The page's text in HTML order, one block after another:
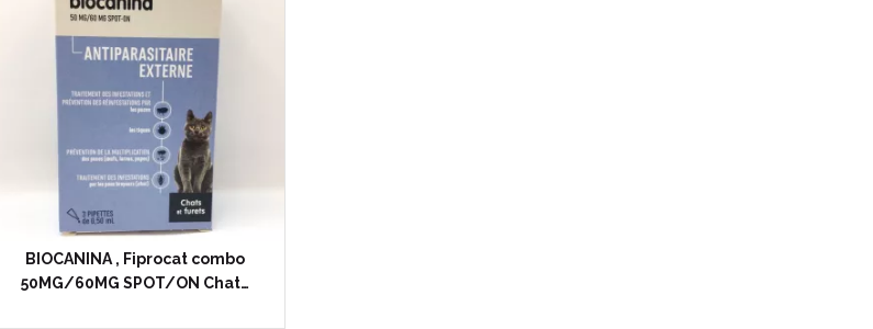
BIOCANINA , Fiprocat combo
50MG/60MG SPOT/ON Chat…